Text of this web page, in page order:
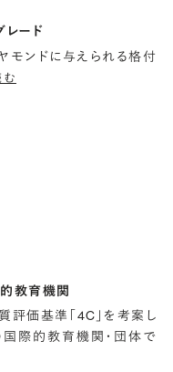
ード
モンドに与えられる格付
む
教育機関
評価基準「4C」を考案し
際的教育機関・団体で